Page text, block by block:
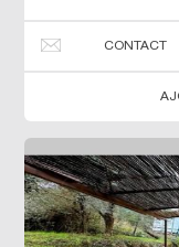
CONTACT